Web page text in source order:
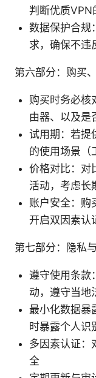
判断优质VPN
数据保护合规
求，确保不违
第六部分：购买
购买时务必核
由器、以及是
试用期：若提
的使用场景（
价格对比：对
活动，考虑长
账户安全：购
开启双因素认
第七部分：隐私
遵守使用条款
动，遵守当地
最小化数据暴
时暴露个人识
多因素认证：
全